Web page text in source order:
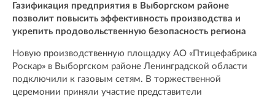
Газификация предприятия в Выборгском районе
позволит повысить эффективность производства и
укрепить продовольственную безопасность региона
Новую производственную площадку АО «Птицефабрика
Роскар» в Выборгском районе Ленинградской области
подключили к газовым сетям. В торжественной
церемонии приняли участие представители